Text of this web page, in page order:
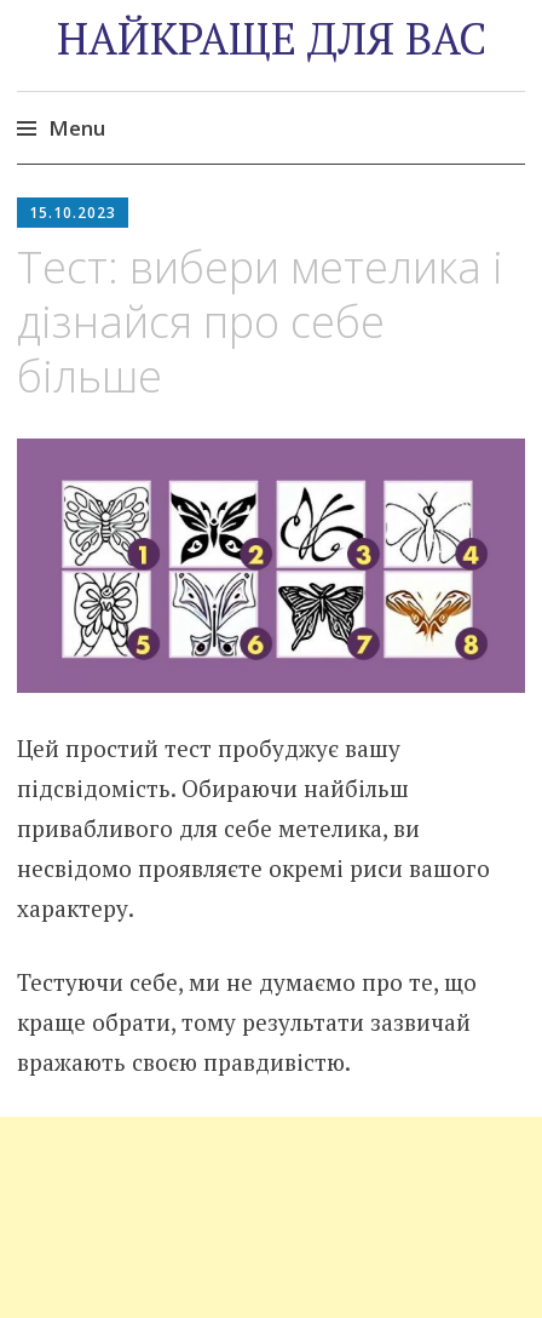
НАЙКРАЩЕ ДЛЯ ВАС
Menu
to
15.10.2023
Тест: вибери метелика і
дізнайся про себе
більше
Цей простий тест пробуджує вашу
підсвідомість. Обираючи найбільш
привабливого для себе метелика, ви
несвідомо проявляєте окремі риси вашого
характеру.
Тестуючи себе, ми не думаємо про те, що
краще обрати, тому результати зазвичай
вражають своєю правдивістю.